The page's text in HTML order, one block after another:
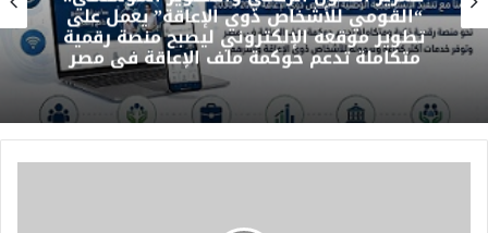
“القومي للأشخاص ذوي الإعاقة” يعمل على
تطوير موقعه الإلكتروني ليصبح منصة رقمية
متكاملة تدعم حوكمة ملف الإعاقة في مصر